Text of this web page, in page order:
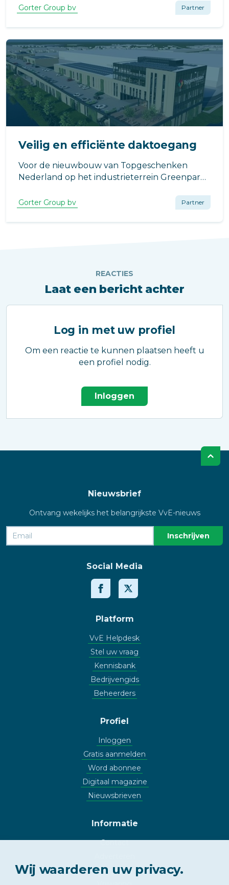
Architecten. Van Wijnen Stolwijk B.V. realiseert
dit project als onderdeel van de verdichting
van Rotterdam.
Gorter Group bv Partner
Veilig en efficiënte daktoegang
Voor de nieuwbouw van Topgeschenken
Nederland op het industrieterrein Greenpark
daktoegangsoplossing geleverd.
Gorter Group bv Partner
REACTIES
Laat een bericht achter
Log in met uw profiel
Om een reactie te kunnen plaatsen heeft u
een profiel nodig.
Inloggen
Nieuwsbrief
Ontvang wekelijks het belangrijkste VvE-nieuws
Social Media
Platform
VvE Helpdesk
Stel uw vraag
Kennisbank
Bedrijvengids
Beheerders
Profiel
Inloggen
Gratis aanmelden
Word abonnee
Digitaal magazine
Nieuwsbrieven
Informatie
Contact
Copyright
Wij waarderen uw privacy.